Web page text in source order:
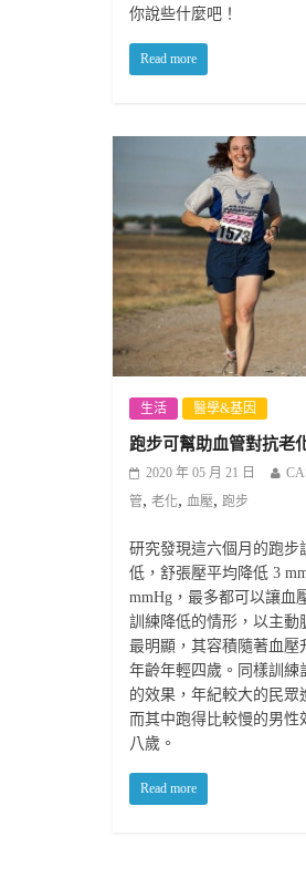
你說些什麼吧！
Read more
生活 醫學&基因
跑步可幫助血管對抗老
2020 年 05 月 21 日
管, 老化, 血壓, 跑步
研究發現這六個月的跑步
低，舒張壓平均降低 3
mmHg，最多都可以讓血
訓練降低的情形，以主動
最明顯，其容積隨著血壓
年齡年輕四歲。同樣訓練
的效果，年紀較大的民眾
而其中跑得比較慢的男性
八歲。
Read more